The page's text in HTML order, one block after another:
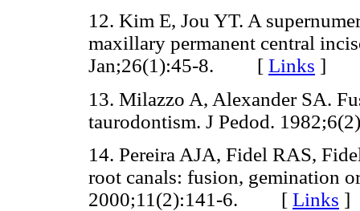
12. Kim E, Jou YT. A
maxillary permanent central
Jan;26(1):45-8. [ Links ]
13. Milazzo A, Alexander SA.
taurodontism. J Pedod.
14. Pereira AJA, Fidel RAS,
root canals: fusion, gemination
2000;11(2):141-6. [ Links ]